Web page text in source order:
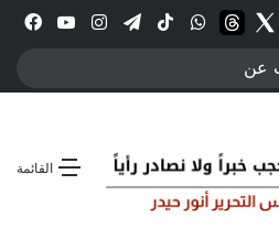
انستقرامتيلقرام‫TikTokواتسابthreadsTwitter
الوضع المظلم
القائمة